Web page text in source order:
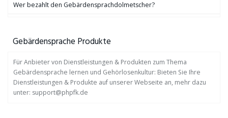
Wer bezahlt den Gebärdensprachdolmetscher?
Gebärdensprache Produkte
Für Anbieter von Dienstleistungen & Produkten zum Thema
Gebärdensprache lernen und Gehörlosenkultur: Bieten Sie Ihre
Dienstleistungen & Produkte auf unserer Webseite an, mehr dazu
unter: support@phpfk.de